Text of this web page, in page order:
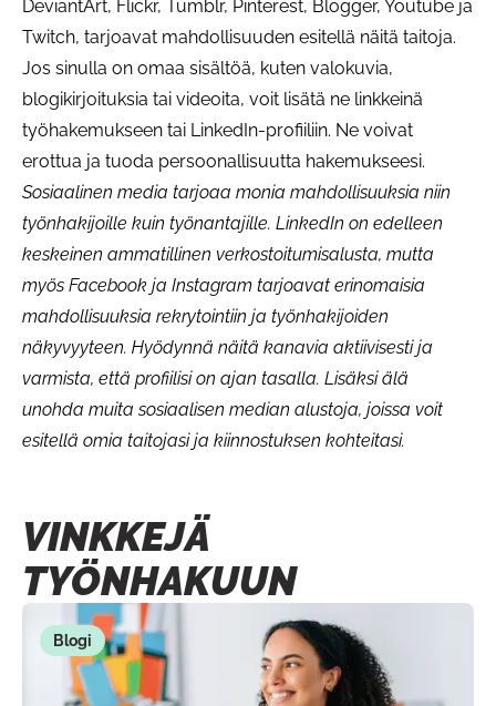
DeviantArt, Flickr, Tumblr, Pinterest, Blogger, Youtube ja
Twitch, tarjoavat mahdollisuuden esitellä näitä taitoja.
Jos sinulla on omaa sisältöä, kuten valokuvia,
blogikirjoituksia tai videoita, voit lisätä ne linkkeinä
työhakemukseen tai LinkedIn-profiiliin. Ne voivat
erottua ja tuoda persoonallisuutta hakemukseesi.
Sosiaalinen media tarjoaa monia mahdollisuuksia niin
työnhakijoille kuin työnantajille. LinkedIn on edelleen
keskeinen ammatillinen verkostoitumisalusta, mutta
myös Facebook ja Instagram tarjoavat erinomaisia
mahdollisuuksia rekrytointiin ja työnhakijoiden
näkyvyyteen. Hyödynnä näitä kanavia aktiivisesti ja
varmista, että profiilisi on ajan tasalla. Lisäksi älä
unohda muita sosiaalisen median alustoja, joissa voit
esitellä omia taitojasi ja kiinnostuksen kohteitasi.
VINKKEJÄ
TYÖNHAKUUN
Blogi